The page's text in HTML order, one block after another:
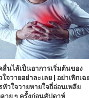
ลื่นไส้เป็นอาการเริ่มต้นของ
จวายอย่าละเลย | อย่าเพิกเฉ
หัวใจวายหายใจถี่อ่อนเพลีย
าย ๆ ครั้งก่อนสัปดาห์